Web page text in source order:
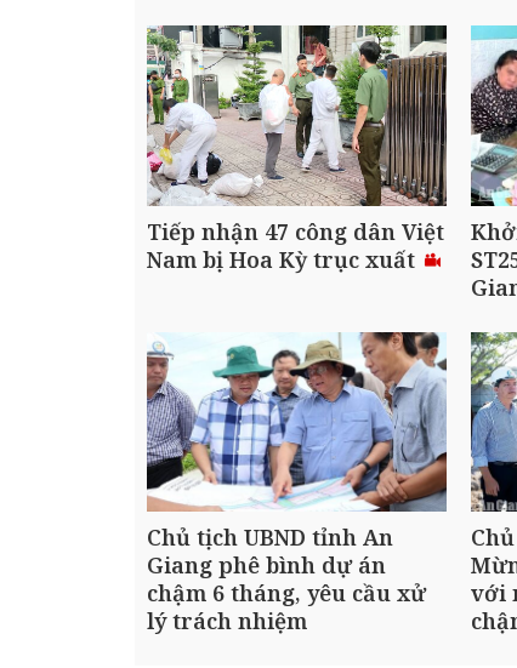
Tiếp nhận 47 công dân Việt
Nam bị Hoa Kỳ trục xuất
Chủ tịch UBND tỉnh An
Giang phê bình dự án
chậm 6 tháng, yêu cầu xử
lý trách nhiệm
với